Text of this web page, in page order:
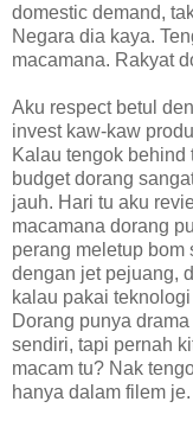
domestic demand,
Negara dia kaya.
macamana. Rakyat
Aku respect betul
invest kaw-kaw
Kalau tengok behind
budget dorang
jauh. Hari tu aku
macamana dorang
perang meletup bom
dengan jet pejuang,
kalau pakai
Dorang punya
sendiri, tapi pernah
macam tu? Nak
hanya dalam filem je.